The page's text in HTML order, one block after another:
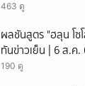
463 ดู
ผลชันสูตร "ฮลุน โซโ
ทันข่าวเย็น | 6 ส.ค
190 ดู